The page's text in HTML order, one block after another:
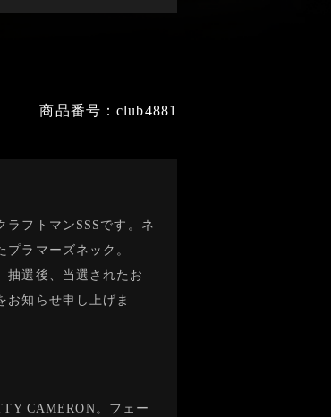
商品番号：club4881
ラフトマンSSSです。ネ
プラマーズネック。
抽選後、当選されたお
お知らせ申し上げま
CAMERON。フェー